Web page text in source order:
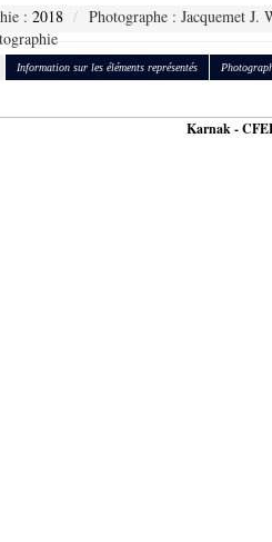
: 2018
Photographe : Jacquemet J.
Information sur les éléments représentés